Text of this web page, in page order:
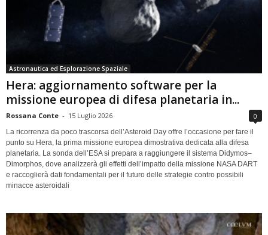
Astronautica ed Esplorazione Spaziale
Hera: aggiornamento software per la
missione europea di difesa planetaria in...
Rossana Conte - 15 Luglio 2026 0
La ricorrenza da poco trascorsa dell’Asteroid Day offre l’occasione per fare il
punto su Hera, la prima missione europea dimostrativa dedicata alla difesa
planetaria. La sonda dell’ESA si prepara a raggiungere il sistema Didymos–
Dimorphos, dove analizzerà gli effetti dell’impatto della missione NASA DART
e raccoglierà dati fondamentali per il futuro delle strategie contro possibili
minacce asteroidali